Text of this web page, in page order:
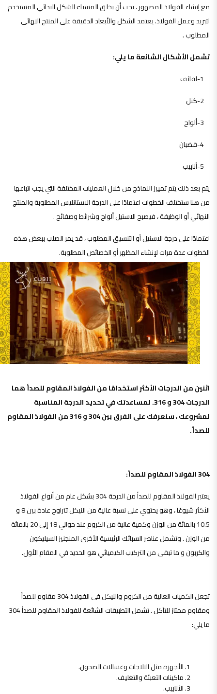
مع إنشاء الفولاذ المصهور ، يجب أن يخلق المسبك الشكل البدائي المستخدم
لتبريد وعمل الفولاذ. يعتمد الشكل والأبعاد الدقيقة على المنتج النهائي
المطلوب .
تشمل الأشكال الشائعة ما يلي:
يتم بعد ذلك يتم تمييز النماذج من خلال العمليات المختلفة التي يجب اتباعها
من هنا ستختلف الخطوات اعتمادًا على الدرجة الاستانليس المطلوبة والمنتج
النهائي أو الوظيفة ، فيصبح الاستيل ألواح وشرائط وصفائح .
اعتمادًا على درجة الاسنيل أو التنسيق المطلوب ، قد يمر الصلب ببعض هذه
الخطوات عدة مرات لإنشاء المظهر أو الخصائص المطلوبة.
اثنين من الدرجات الأكثر استخدامًا من الفولاذ المقاوم للصدأ هما
الدرجات 304 و 316. لمساعدتك في تحديد الدرجة المناسبة
لمشروعك ، سنعرفك على الفرق بين 304 و 316 من الفولاذ المقاوم
للصدأ.
304 الفولاذ المقاوم للصدأ:
يعتبر الفولاذ المقاوم للصدأ من الدرجة 304 بشكل عام من أنواع الفولاذ
الأكثر شيوعًا ، وهو يحتوي على نسبة عالية من النيكل تتراوح عادة بين 8 و
10.5 بالمائة من الوزن وكمية عالية من الكروم عند حوالي 18 إلى 20 بالمائة
من الوزن . وتشمل عناصر السبائك الرئيسية الأخرى المنجنيز السيليكون
والكربون و ما تبقى من التركيب الكيميائي هو الحديد في المقام الأول.
تجعل الكميات العالية من الكروم والنيكل فى الفولاذ 304 مقاوم للصدأ
ومقاوم ممتاز للتآكل . تشمل التطبيقات الشائعة للفولاذ المقاوم للصدأ 304
ما يلي:
الأجهزة مثل الثلاجات وغسالات الصحون.
ماكينات التعبئة والتغليف.
الأنابيب.